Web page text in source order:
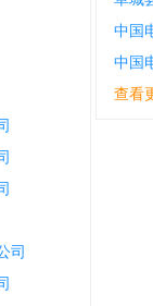
司
中国
查看